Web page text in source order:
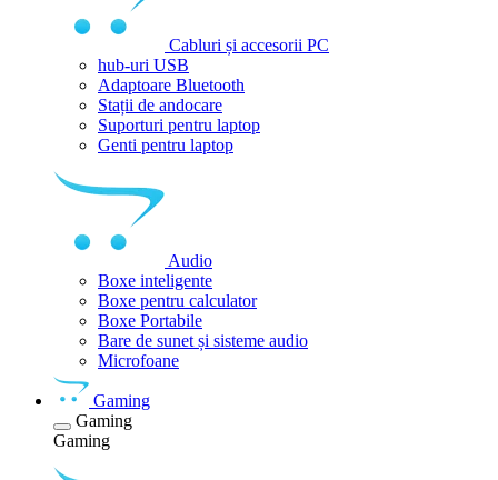
Cabluri și accesorii PC
hub-uri USB
Adaptoare Bluetooth
Stații de andocare
Suporturi pentru laptop
Genti pentru laptop
Audio
Boxe inteligente
Boxe pentru calculator
Boxe Portabile
Bare de sunet și sisteme audio
Microfoane
Gaming
Gaming
Gaming